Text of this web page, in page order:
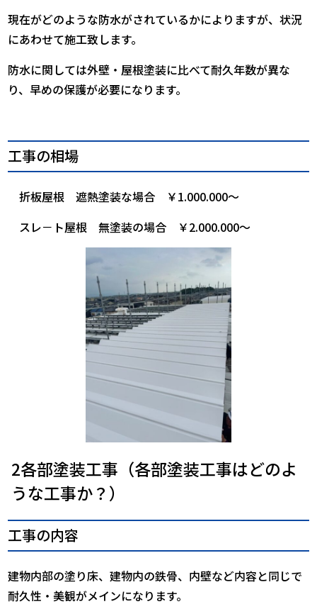
現在がどのような防水がされているかによりますが、状況
にあわせて施工致します。
防水に関しては外壁・屋根塗装に比べて耐久年数が異な
り、早めの保護が必要になります。
工事の相場
折板屋根 遮熱塗装な場合 ￥1.000.000～
スレ－ト屋根 無塗装の場合 ￥2.000.000～
2各部塗装工事（各部塗装工事はどのよ
うな工事か？）
工事の内容
建物内部の塗り床、建物内の鉄骨、内壁など内容と同じで
耐久性・美観がメインになります。